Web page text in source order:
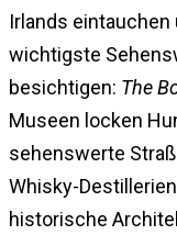
Irlands
wichtigste
besichtigen: The
Museen locken
sehenswerte
Whisky-
historische